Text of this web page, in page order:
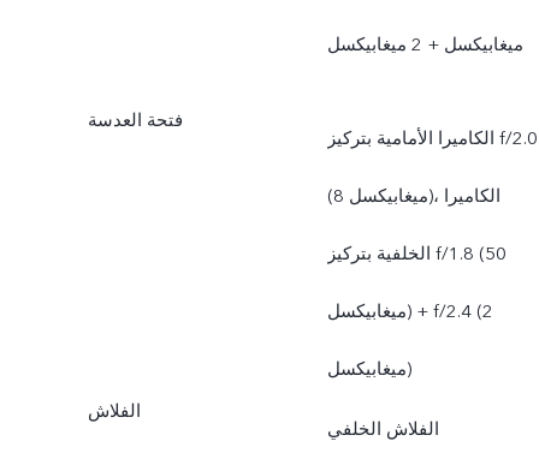
ميغابيكسل + 2 ميغابيكسل
فتحة العدسة
الكاميرا الأمامية بتركيز f/2.0
(8 ميغابيكسل)، الكاميرا
الخلفية بتركيز f/1.8 (50
ميغابيكسل) + f/2.4 (2
ميغابيكسل)
الفلاش
الفلاش الخلفي